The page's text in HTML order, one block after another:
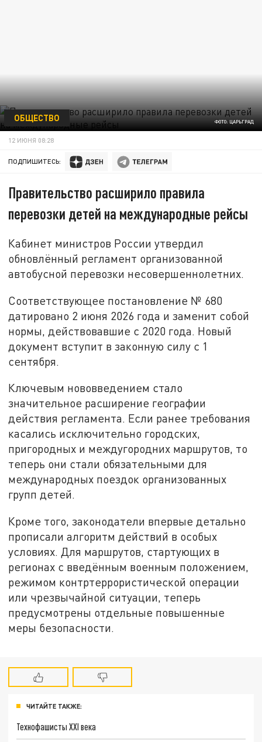
ФОТО: ЦАРЬГРАД
ОБЩЕСТВО
12 ИЮНЯ 08:28
ПОДПИШИТЕСЬ:
Правительство расширило правила
перевозки детей на международные рейсы
Кабинет министров России утвердил
обновлённый регламент организованной
автобусной перевозки несовершеннолетних.
Соответствующее постановление № 680
датировано 2 июня 2026 года и заменит собой
нормы, действовавшие с 2020 года. Новый
документ вступит в законную силу с 1
сентября.
Ключевым нововведением стало
значительное расширение географии
действия регламента. Если ранее требования
касались исключительно городских,
пригородных и междугородних маршрутов, то
теперь они стали обязательными для
международных поездок организованных
групп детей.
Кроме того, законодатели впервые детально
прописали алгоритм действий в особых
условиях. Для маршрутов, стартующих в
регионах с введённым военным положением,
режимом контртеррористической операции
или чрезвычайной ситуации, теперь
предусмотрены отдельные повышенные
меры безопасности.
ЧИТАЙТЕ ТАКЖЕ:
Технофашисты XXI века